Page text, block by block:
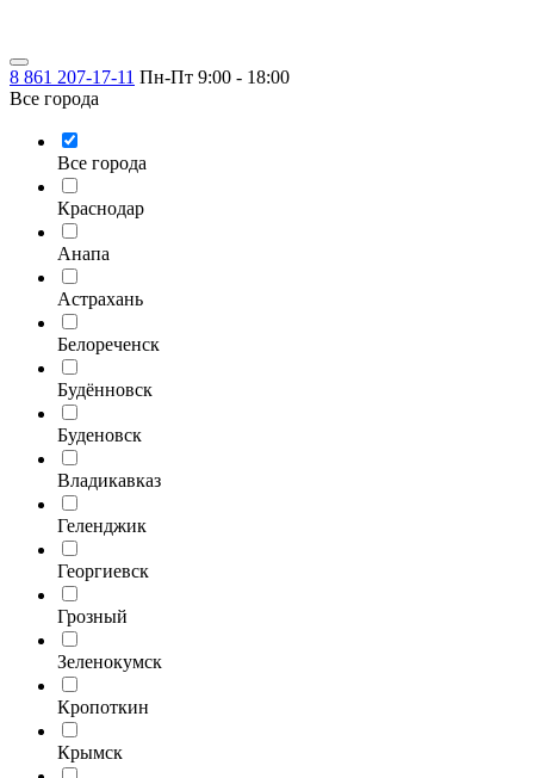
8 861 207-17-11 Пн-Пт 9:00 - 18:00
Все города
Все города
Краснодар
Анапа
Астрахань
Белореченск
Будённовск
Буденовск
Владикавказ
Геленджик
Георгиевск
Грозный
Зеленокумск
Кропоткин
Крымск